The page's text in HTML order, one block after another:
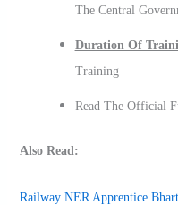
The Central
Duration Of
Training
Read The Official
Also Read:
Railway NER Apprentice